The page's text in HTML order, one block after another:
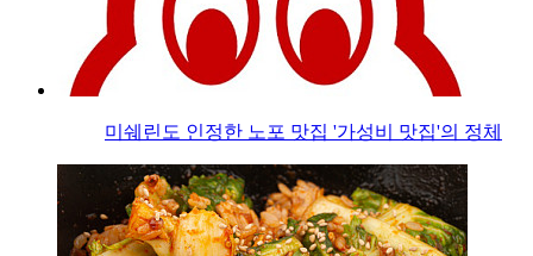
미쉐린도 인정한 노포 맛집 '가성비 맛집'의 정체